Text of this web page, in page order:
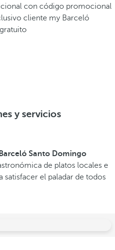
con código promocional
cliente my Barceló
y servicios
Santo Domingo
de platos locales e
satisfacer el paladar de todos